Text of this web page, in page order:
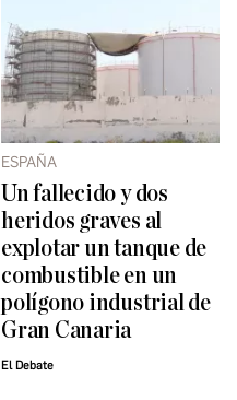
ESPAÑA
Un fallecido y dos
heridos graves al
explotar un tanque de
combustible en un
polígono industrial de
Gran Canaria
El Debate